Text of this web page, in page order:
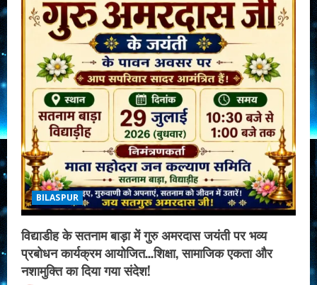
BILASPUR
विद्याडीह के सतनाम बाड़ा में गुरु अमरदास जयंती पर भव्य
प्रबोधन कार्यक्रम आयोजित…शिक्षा, सामाजिक एकता और
नशामुक्ति का दिया गया संदेश!